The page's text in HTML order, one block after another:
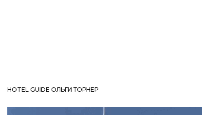
HOTEL GUIDE ОЛЬГИ ТОРНЕР